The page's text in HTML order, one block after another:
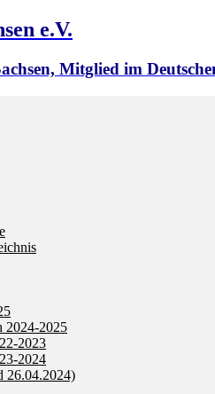
e.V.
Mitglied im
2024-2025
2023
2024
26.04.2024)